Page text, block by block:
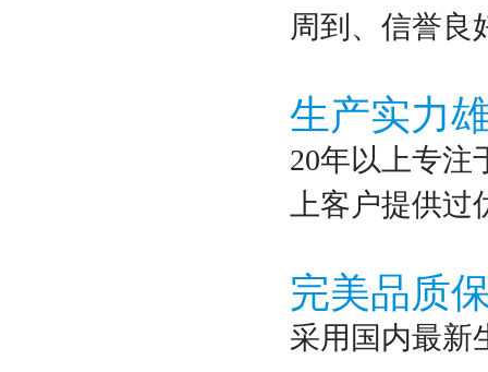
周到、信誉良
生产实力
20年以上专注
上客户提供
完美品质
采用国内最新